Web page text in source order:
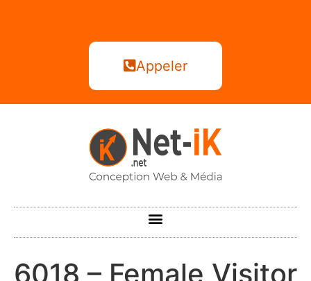
Appeler
6018 – Female Visitor